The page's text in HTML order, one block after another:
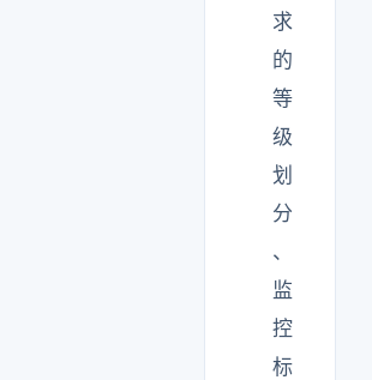
求
的
等
级
划
分
、
监
控
标